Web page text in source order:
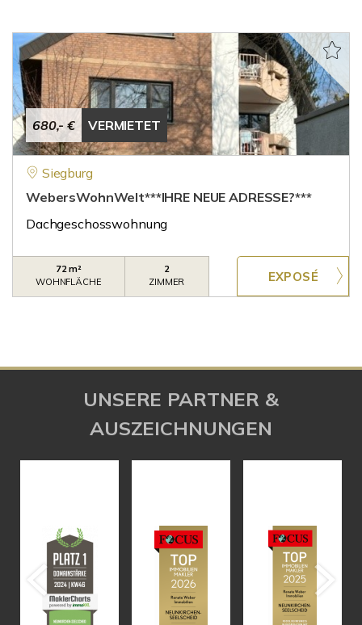
680,- € VERMIETET
Siegburg
WebersWohnWelt***IHRE NEUE ADRESSE?***
Dachgeschosswohnung
72 m²
WOHNFLÄCHE
2
ZIMMER
UNSERE PARTNER &
AUSZEICHNUNGEN